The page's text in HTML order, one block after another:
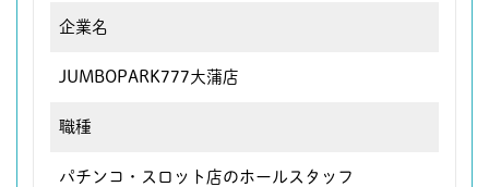
企業名
JUMBOPARK777大蒲店
職種
パチンコ・スロット店のホールスタッフ